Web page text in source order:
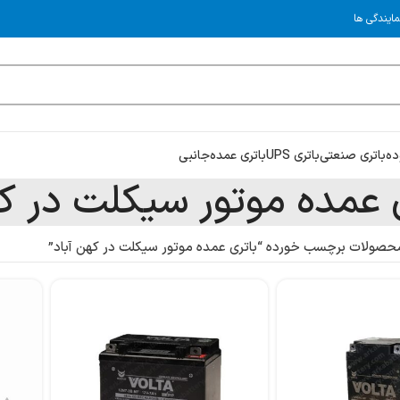
ها
باتری صنعتیباتری UPS باتری عمدهجانبی
عمده موتور سیکلت در
برچسب خورده “باتری عمده موتور سیکلت در کهن آباد”